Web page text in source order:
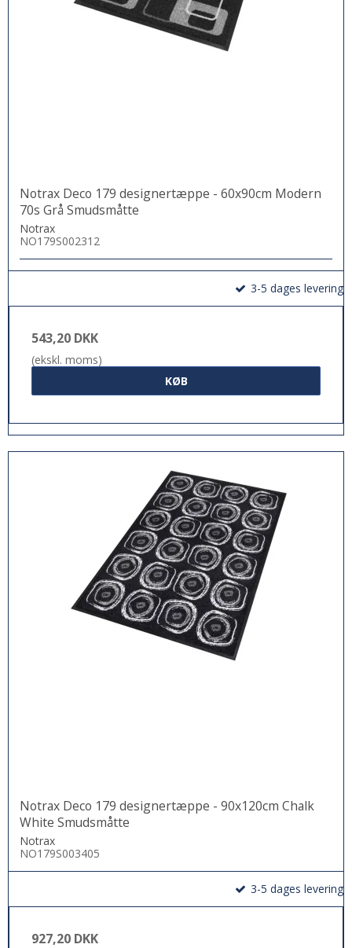
Notrax Deco 179 designertæppe - 60x90cm Modern
70s Grå Smudsmåtte
Notrax
NO179S002312
3-5 dages levering
543,20 DKK
(ekskl. moms)
KØB
Notrax Deco 179 designertæppe - 90x120cm Chalk
White Smudsmåtte
Notrax
NO179S003405
3-5 dages levering
927,20 DKK